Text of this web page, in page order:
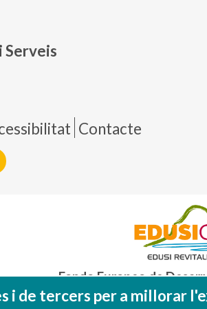
Serveis
página
Contacte
Fondo Europeo de
Una manera de
i de tercers per a millorar